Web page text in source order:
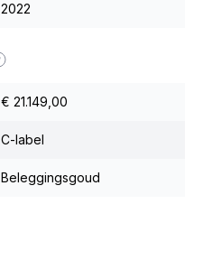
2022
€ 21.149,00
C-label
Beleggingsgoud